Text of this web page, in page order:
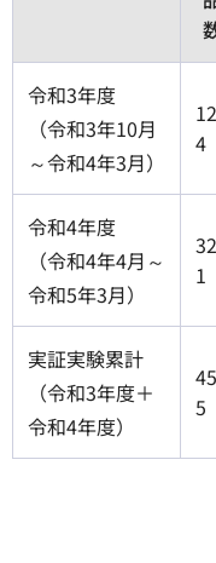
令和3年度
（令和3年10月
～令和4年3月）
4
令和4年度
（令和4年4月～
令和5年3月）
1
実証実験累計
（令和3年度＋
令和4年度）
5